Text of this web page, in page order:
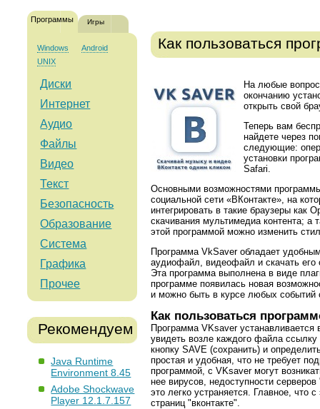
Программы Игры
Windows
Android
UNIX
Диски
Интернет
Аудио
Файлы
Видео
Текст
Безопасность
Образование
Система
Графика
Прочее
Рекомендуем
Java Runtime
Environment 8.45
Adobe Shockwave
Player 12.1.7.157
Как пользоваться
На любые
окончанию
открыть свой
Теперь вам
найдете через
следующие:
установки
Safari.
Основными возможностями
социальной сети «ВКонтакте», на
интегрировать в такие браузеры как
скачивания мультимедиа контента;
этой программой можно изменить
Программа VkSaver обладает
аудиофайл, видеофайл и скачать его
Эта программа выполнена в виде
программе появилась новая
и можно быть в курсе любых событий
Как пользоваться
Программа VKsaver устанавливается
увидеть возле каждого файла
кнопку SAVE (сохранить) и
простая и удобная, что не требует
программой, с VKsaver могут
нее вирусов, недоступности
это легко устраняется. Главное, что
страниц "вконтакте".